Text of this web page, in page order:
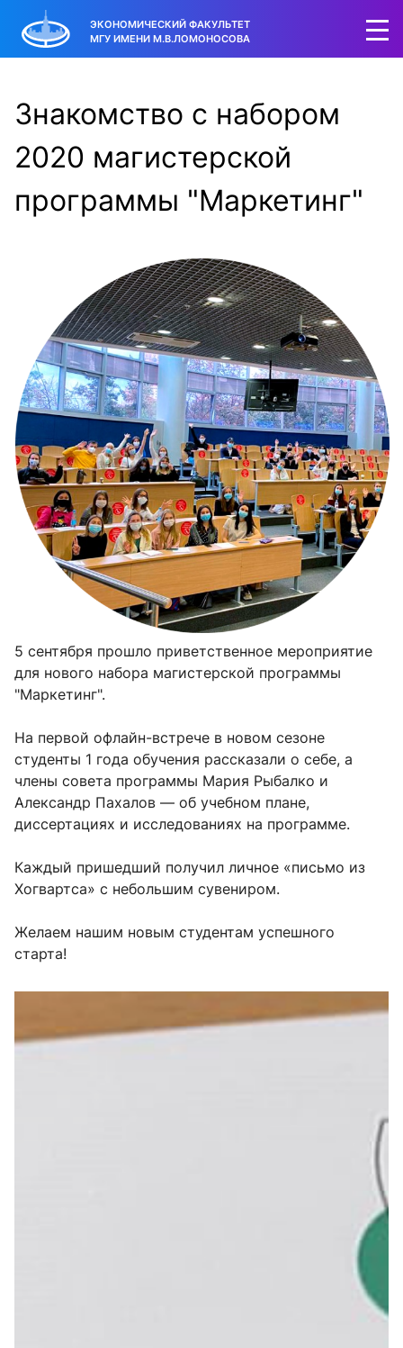
ЭКОНОМИЧЕСКИЙ ФАКУЛЬТЕТ
МГУ ИМЕНИ М.В.ЛОМОНОСОВА
Знакомство с набором
2020 магистерской
программы "Маркетинг"
5 сентября прошло приветственное мероприятие
для нового набора магистерской программы
"Маркетинг".
На первой офлайн-встрече в новом сезоне
студенты 1 года обучения рассказали о себе, а
члены совета программы Мария Рыбалко и
Александр Пахалов — об учебном плане,
диссертациях и исследованиях на программе.
Каждый пришедший получил личное «письмо из
Хогвартса» с небольшим сувениром.
Желаем нашим новым студентам успешного
старта!